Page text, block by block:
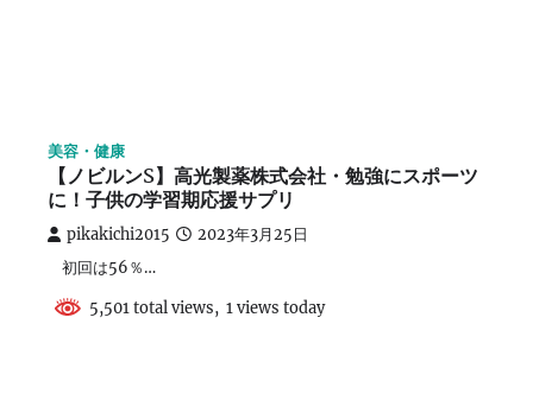
美容・健康
【ノビルンS】高光製薬株式会社・勉強にスポーツ
に！子供の学習期応援サプリ
pikakichi2015 2023年3月25日
初回は56％…
5,501 total views, 1 views today